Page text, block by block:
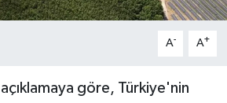
A- A+
göre, Türkiye'nin